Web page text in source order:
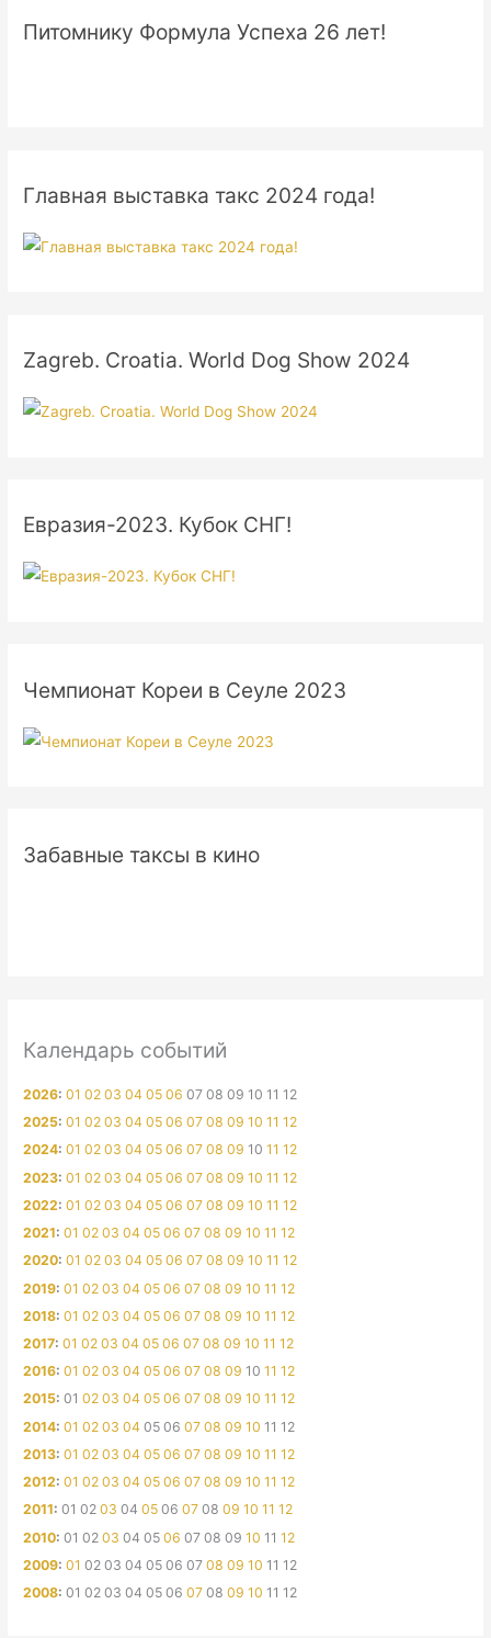
Питомнику Формула Успеха 26 лет!
Главная выставка такс 2024 года!
Zagreb. Croatia. World Dog Show 2024
Евразия-2023. Кубок СНГ!
Чемпионат Кореи в Сеуле 2023
Забавные таксы в кино
Календарь событий
2026:01 02 03 04 05 06 07 08 09 10 11 12
2025:01 02 03 04 05 06 07 08 09 10 11 12
2024:01 02 03 04 05 06 07 08 09 10 11 12
2023:01 02 03 04 05 06 07 08 09 10 11 12
2022:01 02 03 04 05 06 07 08 09 10 11 12
2021:01 02 03 04 05 06 07 08 09 10 11 12
2020:01 02 03 04 05 06 07 08 09 10 11 12
2019:01 02 03 04 05 06 07 08 09 10 11 12
2018:01 02 03 04 05 06 07 08 09 10 11 12
2017:01 02 03 04 05 06 07 08 09 10 11 12
2016:01 02 03 04 05 06 07 08 09 10 11 12
2015:01 02 03 04 05 06 07 08 09 10 11 12
2014:01 02 03 04 05 06 07 08 09 10 11 12
2013:01 02 03 04 05 06 07 08 09 10 11 12
2012:01 02 03 04 05 06 07 08 09 10 11 12
2011:01 02 03 04 05 06 07 08 09 10 11 12
2010:01 02 03 04 05 06 07 08 09 10 11 12
2009:01 02 03 04 05 06 07 08 09 10 11 12
2008:01 02 03 04 05 06 07 08 09 10 11 12